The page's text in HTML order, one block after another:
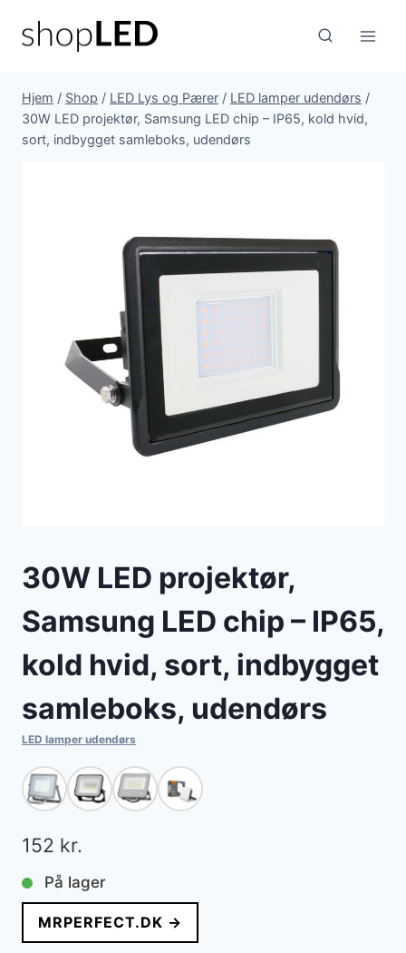
Hjem / Shop / LED Lys og Pærer / LED lamper udendørs /
30W LED projektør, Samsung LED chip – IP65, kold hvid,
sort, indbygget samleboks, udendørs
30W LED projektør,
Samsung LED chip – IP65,
kold hvid, sort, indbygget
samleboks, udendørs
LED lamper udendørs
152 kr.
På lager
MRPERFECT.DK →